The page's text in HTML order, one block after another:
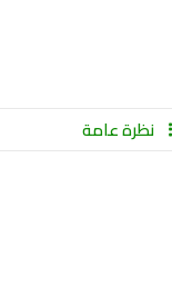
نظرة عامة